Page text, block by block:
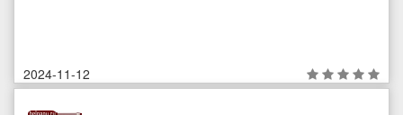
2024-11-12